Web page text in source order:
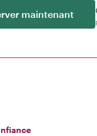
maintenant